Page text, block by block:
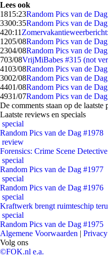
Lees ook
1815:23Random Pics van de
3300:35Random Pics van de
420:11
1205/08Random Pics van de
2304/08Random Pics van de
703/08VrijMiBabes #315 (not
4103/08Random Pics van de
3002/08Random Pics van de
4401/08Random Pics van de
4931/07Random Pics van de
De comments staan op de laatste
Laatste reviews en specials
special
Random Pics van de Dag #1978
review
Forensics: Crime Scene Detective
special
Random Pics van de Dag #1977
special
Random Pics van de Dag #1976
special
Kraftwerk brengt ruimteschip
special
Random Pics van de Dag #1975
Algemene Voorwaarden |
Volg ons
©FOK.nl e.a.